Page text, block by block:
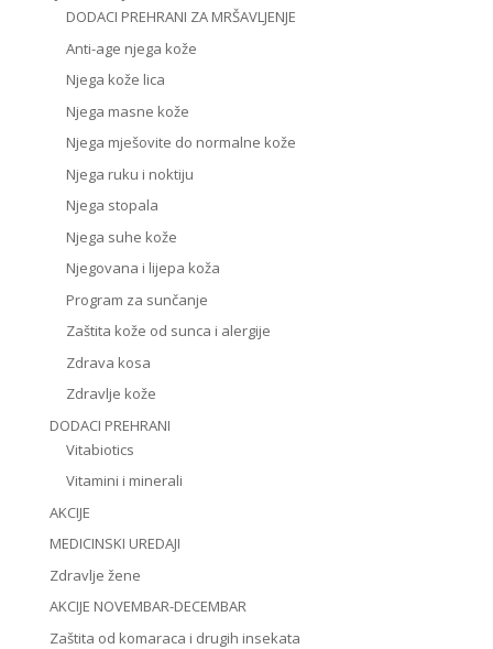
DODACI PREHRANI ZA MRŠAVLJENJE
Anti-age njega kože
Njega kože lica
Njega masne kože
Njega mješovite do normalne kože
Njega ruku i noktiju
Njega stopala
Njega suhe kože
Njegovana i lijepa koža
Program za sunčanje
Zaštita kože od sunca i alergije
Zdrava kosa
Zdravlje kože
DODACI PREHRANI
Vitabiotics
Vitamini i minerali
AKCIJE
MEDICINSKI UREDAJI
Zdravlje žene
AKCIJE NOVEMBAR-DECEMBAR
Zaštita od komaraca i drugih insekata